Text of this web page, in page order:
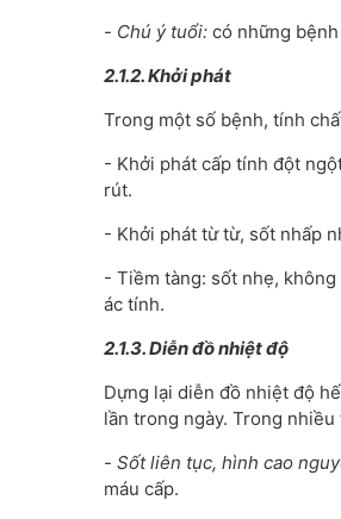
- Chú ý tuổi: có những
2.1.2. Khởi phát
Trong một số bệnh, tính
- Khởi phát cấp tính đột
rút.
- Khởi phát từ từ, sốt nhấp
- Tiềm tàng: sốt nhẹ,
ác tính.
2.1.3. Diễn đồ nhiệt độ
Dựng lại diễn đồ nhiệt độ
lần trong ngày. Trong
- Sốt liên tục, hình cao
máu cấp.